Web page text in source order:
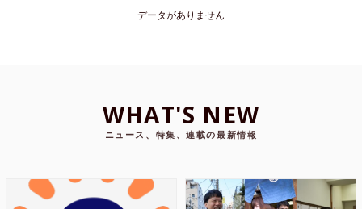
データがありません
WHAT'S NEW
ニュース、特集、連載の最新情報